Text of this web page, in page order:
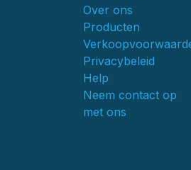
Over ons
Producten
Privacybeleid
Help
Neem contact op
met ons